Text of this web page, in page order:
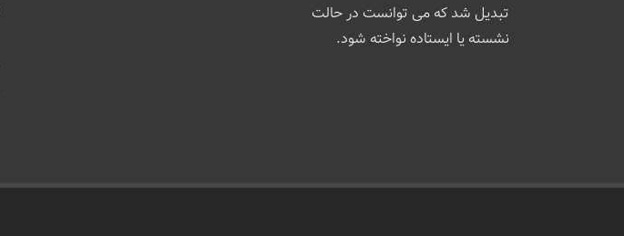
تبدیل شد که می توانست در حالت
نشسته یا ایستاده نواخته شود.